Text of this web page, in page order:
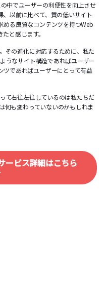
中でユーザーの利便性を向上させ
以前に比べて、質の低いサイト
める良質なコンテンツを持つWeb
と感じます。
その進化に対応するために、私た
うなサイト構造であればユーザー
ツであればユーザーにとって有益
て右往左往しているのは私たちだ
何も変わっていないのかもしれま
ービス詳細はこちら